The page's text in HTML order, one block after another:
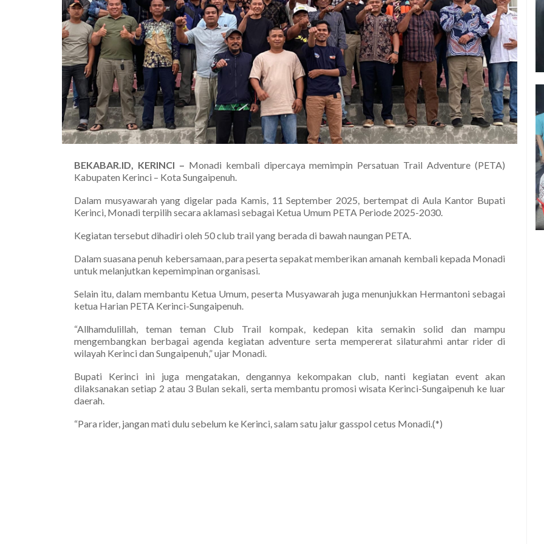
BEKABAR.ID, KERINCI – Monadi kembali dipercaya memimpin Persatuan Trail Adventure (PETA)
Kabupaten Kerinci – Kota Sungaipenuh.
Dalam musyawarah yang digelar pada Kamis, 11 September 2025, bertempat di Aula Kantor Bupati
Kerinci, Monadi terpilih secara aklamasi sebagai Ketua Umum PETA Periode 2025-2030.
Kegiatan tersebut dihadiri oleh 50 club trail yang berada di bawah naungan PETA.
Dalam suasana penuh kebersamaan, para peserta sepakat memberikan amanah kembali kepada Monadi
untuk melanjutkan kepemimpinan organisasi.
Selain itu, dalam membantu Ketua Umum, peserta Musyawarah juga menunjukkan Hermantoni sebagai
ketua Harian PETA Kerinci-Sungaipenuh.
“Allhamdulillah, teman teman Club Trail kompak, kedepan kita semakin solid dan mampu
mengembangkan berbagai agenda kegiatan adventure serta mempererat silaturahmi antar rider di
wilayah Kerinci dan Sungaipenuh,” ujar Monadi.
Bupati Kerinci ini juga mengatakan, dengannya kekompakan club, nanti kegiatan event akan
dilaksanakan setiap 2 atau 3 Bulan sekali, serta membantu promosi wisata Kerinci-Sungaipenuh ke luar
daerah.
“Para rider, jangan mati dulu sebelum ke Kerinci, salam satu jalur gasspol cetus Monadi.(*)